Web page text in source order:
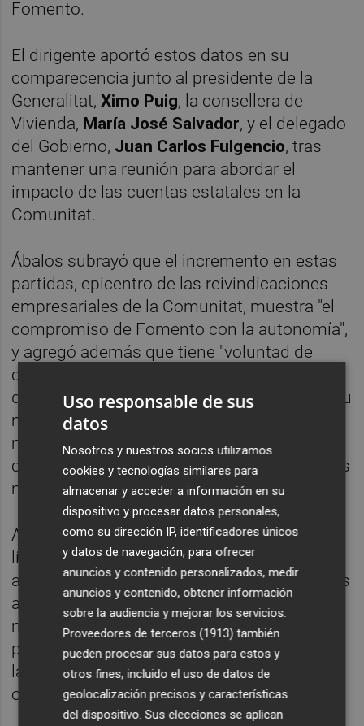
Fomento.
El dirigente aportó estos datos en su
comparecencia junto al presidente de la
Generalitat,Ximo Puig, la consellera de
Vivienda, María José Salvador, y el delegado
del Gobierno, Juan Carlos Fulgencio, tras
mantener una reunión para abordar el
impacto de las cuentas estatales en la
Comunitat.
Ábalos subrayó que el incremento en estas
partidas, epicentro de las reivindicaciones
empresariales de la Comunitat, muestra "el
compromiso de Fomento con la autonomía",
y agregó además que tiene "voluntad de
cumplimiento". En este sentido, el dirigente
destacó que desde el cambio de Gobierno su
ministerio ha licitado obras por valor de 700
millones de euros, "lo que supone un
crecimiento del 190%, 460 millones de euros
más".
Al respecto, el ministro reconoció que, en
líneas generales, no "no se trata de nuevos
anuncios" sino de "cumplir con los proyectos
atrasados". En cuanto al corredor, en la
misma línea, subrayó que el incremento
presupuestario "no permite un adelanto de
las fechas previstas porque las fechas eran
optimistas".
Uso responsable de sus
datos
Nosotros y nuestros socios utilizamos
cookies y tecnologías similares para
almacenar y acceder a información en su
dispositivo y procesar datos personales,
como su dirección IP, identificadores únicos
y datos de navegación, para ofrecer
anuncios y contenido personalizados, medir
anuncios y contenido, obtener información
sobre la audiencia y mejorar los servicios.
Proveedores de terceros (1913) también
pueden procesar sus datos para estos y
otros fines, incluido el uso de datos de
geolocalización precisos y características
del dispositivo. Sus elecciones se aplican